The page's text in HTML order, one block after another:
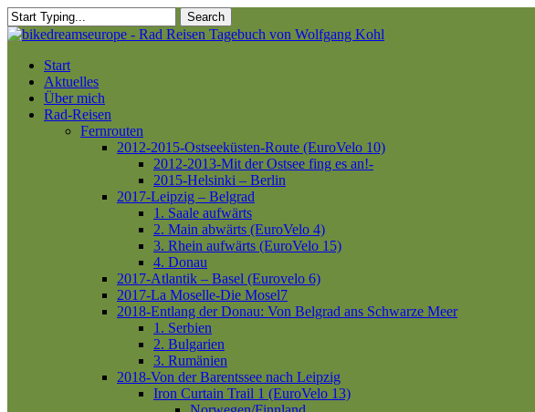
Skip
to
content
Search
Close
Menu
Start
Aktuelles
Über mich
Rad-Reisen
Fernrouten
2012-2015-Ostseeküsten-Route (EuroVelo 10)
2012-2013-Mit der Ostsee fing es an!-
2015-Helsinki – Berlin
2017-Leipzig – Belgrad
1. Saale aufwärts
2. Main abwärts (EuroVelo 4)
3. Rhein aufwärts (EuroVelo 15)
4. Donau
2017-Atlantik – Basel (Eurovelo 6)
2017-La Moselle-Die Mosel7
2018-Entlang der Donau: Von Belgrad ans Schwarze Meer
1. Serbien
2. Bulgarien
3. Rumänien
2018-Von der Barentssee nach Leipzig
Iron Curtain Trail 1 (EuroVelo 13)